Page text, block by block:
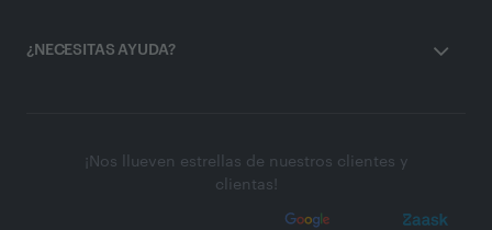
¿NECESITAS AYUDA?
¡Nos llueven estrellas de nuestros clientes y
clientas!